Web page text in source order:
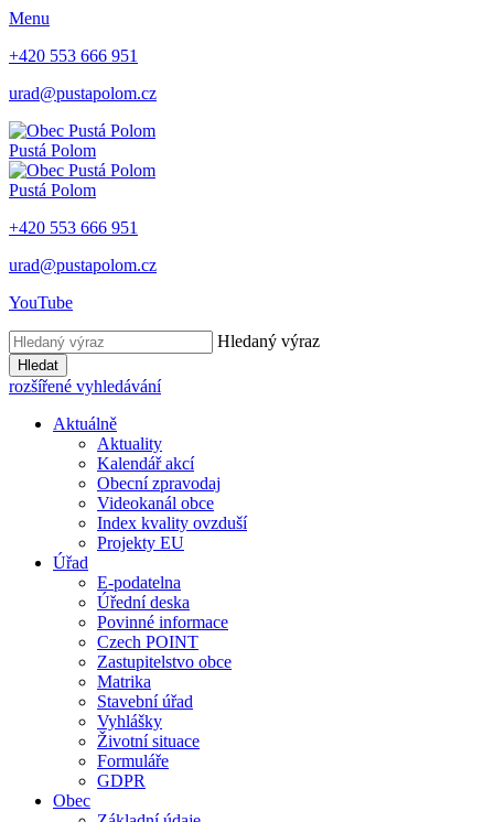
Menu
+420 553 666 951
urad@pustapolom.cz
Pustá Polom
Pustá Polom
+420 553 666 951
urad@pustapolom.cz
YouTube
Hledaný výraz
Hledat
rozšířené vyhledávání
Aktuálně
Aktuality
Kalendář akcí
Obecní zpravodaj
Videokanál obce
Index kvality ovzduší
Projekty EU
Úřad
E-podatelna
Úřední deska
Povinné informace
Czech POINT
Zastupitelstvo obce
Matrika
Stavební úřad
Vyhlášky
Životní situace
Formuláře
GDPR
Obec